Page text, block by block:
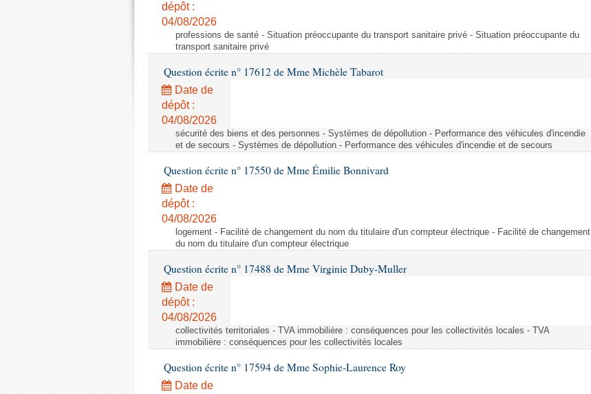
dépôt :
04/08/2026
professions de santé - Situation préoccupante du transport sanitaire privé - Situation préoccupante du
transport sanitaire privé
Question écrite n° 17612 de Mme Michèle Tabarot
Date de
dépôt :
04/08/2026
sécurité des biens et des personnes - Systèmes de dépollution - Performance des véhicules d'incendie
et de secours - Systèmes de dépollution - Performance des véhicules d'incendie et de secours
Question écrite n° 17550 de Mme Émilie Bonnivard
Date de
dépôt :
04/08/2026
logement - Facilité de changement du nom du titulaire d'un compteur électrique - Facilité de changement
du nom du titulaire d'un compteur électrique
Question écrite n° 17488 de Mme Virginie Duby-Muller
Date de
dépôt :
04/08/2026
collectivités territoriales - TVA immobilière : conséquences pour les collectivités locales - TVA
immobilière : conséquences pour les collectivités locales
Question écrite n° 17594 de Mme Sophie-Laurence Roy
Date de